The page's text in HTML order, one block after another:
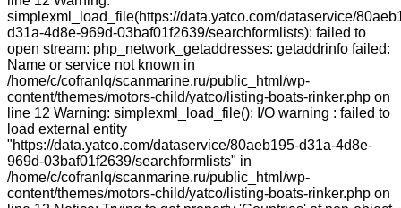
simplexml_load_file(https://data.yatco.com/dataservice/
d31a-4d8e-969d-03baf01f2639/searchformlists): failed to
open stream: php_network_getaddresses: getaddrinfo failed:
Name or service not known in
/home/c/cofranlq/scanmarine.ru/public_html/wp-
content/themes/motors-child/yatco/listing-boats-rinker.php on
line 12 Warning: simplexml_load_file(): I/O warning : failed to
load external entity
"https://data.yatco.com/dataservice/80aeb195-d31a-4d8e-
969d-03baf01f2639/searchformlists" in
/home/c/cofranlq/scanmarine.ru/public_html/wp-
content/themes/motors-child/yatco/listing-boats-rinker.php on